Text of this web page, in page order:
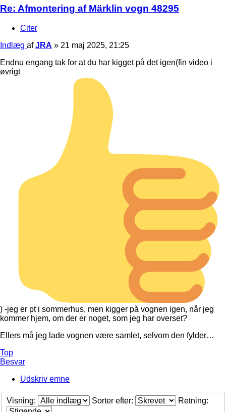
Re: Afmontering af Märklin vogn 48295
Citer
Indlæg afJRA » 21 maj 2025, 21:25
Endnu engang tak for at du har kigget på det igen(fin video i
øvrigt
) -jeg er pt i sommerhus, men kigger på vognen igen, når jeg
kommer hjem, om der er noget, som jeg har overset?
Ellers må jeg lade vognen være samlet, selvom den fylder…
Top
Besvar
Udskriv emne
Visning: Sorter efter: Retning: